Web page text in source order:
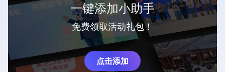
一键添加小助手
免费领取活动礼包！
点击添加